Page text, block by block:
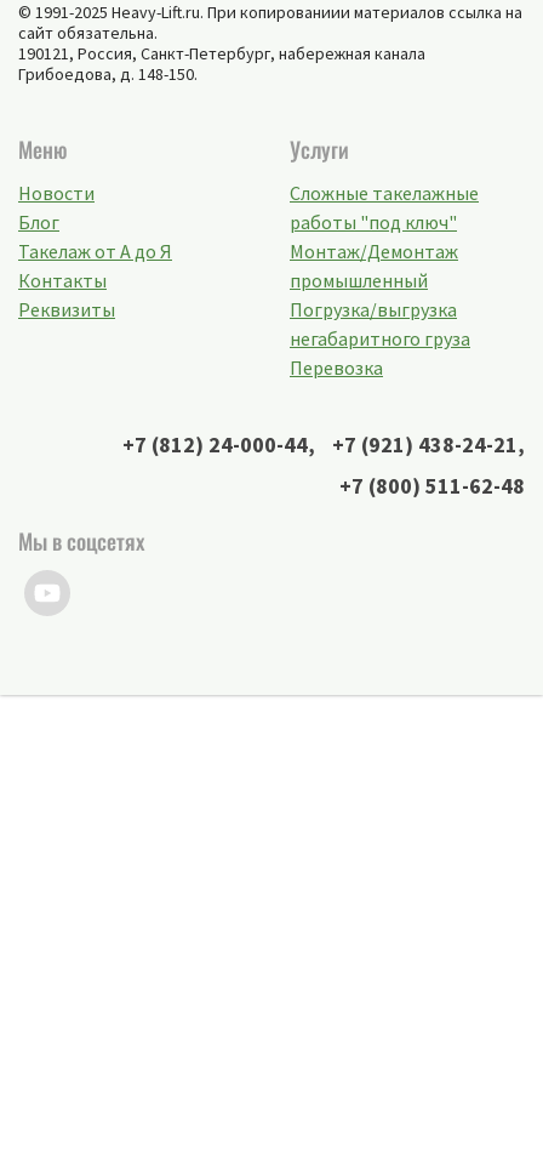
© 1991-2025 Heavy-Lift.ru. При копированиии материалов ссылка на
сайт обязательна.
190121, Россия, Санкт-Петербург, набережная канала
Грибоедова, д. 148-150.
Меню
Новости
Блог
Такелаж от А до Я
Контакты
Реквизиты
Услуги
Сложные такелажные
работы "под ключ"
Монтаж/Демонтаж
промышленный
Погрузка/выгрузка
негабаритного груза
Перевозка
+7 (812) 24-000-44, +7 (921) 438-24-21,
+7 (800) 511-62-48
Мы в соцсетях